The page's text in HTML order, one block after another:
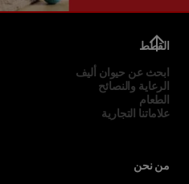
القطط
ابحث عن حيوان أليف
الرعاية والنصائح
الطعام
علاماتنا التجارية
من نحن